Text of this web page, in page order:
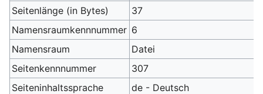
Seitenlänge (in Bytes)
37
Namensraumkennnummer 6
Namensraum
Datei
Seitenkennnummer
307
Seiteninhaltssprache
de - Deutsch